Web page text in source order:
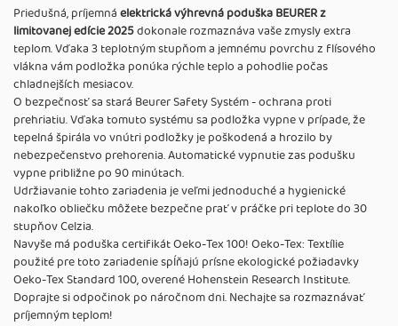
Priedušná, príjemnáelektrická výhrevná poduška BEURER z
limitovanej edície 2025dokonale rozmaznáva vaše zmysly extra
teplom. Vďaka 3 teplotným stupňom a jemnému povrchu z flísového
vlákna vám podložka ponúka rýchle teplo a pohodlie počas
chladnejších mesiacov.
O bezpečnosť sa stará Beurer Safety Systém - ochrana proti
prehriatiu. Vďaka tomuto systému sa podložka vypne v prípade, že
tepelná špirála vo vnútri podložky je poškodená a hrozilo by
nebezpečenstvo prehorenia. Automatické vypnutie zas podušku
vypne približne po 90 minútach.
Udržiavanie tohto zariadenia je veľmi jednoduché a hygienické
nakoľko obliečku môžete bezpečne prať v práčke pri teplote do 30
stupňov Celzia.
Navyše má poduška certifikát Oeko-Tex 100! Oeko-Tex: Textílie
použité pre toto zariadenie spĺňajú prísne ekologické požiadavky
Oeko-Tex Standard 100, overené Hohenstein Research Institute.
Doprajte si odpočinok po náročnom dni. Nechajte sa rozmaznávať
príjemným teplom!